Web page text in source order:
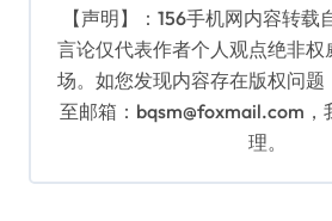
【声明】：156手机网内容转
言论仅代表作者个人观点绝非权
场。如您发现内容存在版权问
至邮箱：bqsm@foxmail.com，
理。